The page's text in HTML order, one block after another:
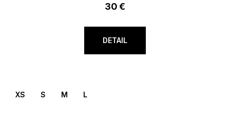
30 €
DETAIL
XS S M L